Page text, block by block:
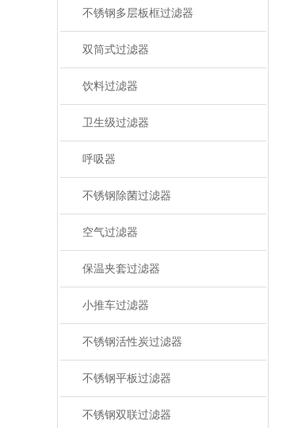
不锈钢多层板框过滤器
双筒式过滤器
饮料过滤器
卫生级过滤器
呼吸器
不锈钢除菌过滤器
空气过滤器
保温夹套过滤器
小推车过滤器
不锈钢活性炭过滤器
不锈钢平板过滤器
不锈钢双联过滤器